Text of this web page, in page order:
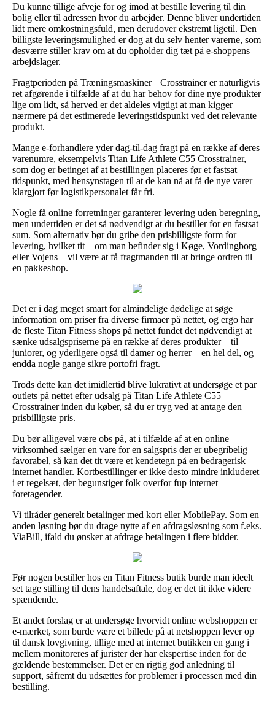
Du kunne tillige afveje for og imod at bestille levering til din
bolig eller til adressen hvor du arbejder. Denne bliver undertiden
lidt mere omkostningsfuld, men derudover ekstremt ligetil. Den
billigste leveringsmulighed er dog at du selv henter varerne, som
desværre stiller krav om at du opholder dig tæt på e-shoppens
arbejdslager.
Fragtperioden på Træningsmaskiner || Crosstrainer er naturligvis
ret afgørende i tilfælde af at du har behov for dine nye produkter
lige om lidt, så herved er det aldeles vigtigt at man kigger
nærmere på det estimerede leveringstidspunkt ved det relevante
produkt.
Mange e-forhandlere yder dag-til-dag fragt på en række af deres
varenumre, eksempelvis Titan Life Athlete C55 Crosstrainer,
som dog er betinget af at bestillingen placeres før et fastsat
tidspunkt, med hensynstagen til at de kan nå at få de nye varer
klargjort før logistikpersonalet får fri.
Nogle få online forretninger garanterer levering uden beregning,
men undertiden er det så nødvendigt at du bestiller for en fastsat
sum. Som alternativ bør du gribe den prisbilligste form for
levering, hvilket tit – om man befinder sig i Køge, Vordingborg
eller Vojens – vil være at få fragtmanden til at bringe ordren til
en pakkeshop.
Det er i dag meget smart for almindelige dødelige at søge
information om priser fra diverse firmaer på nettet, og ergo har
de fleste Titan Fitness shops på nettet fundet det nødvendigt at
sænke udsalgspriserne på en række af deres produkter – til
juniorer, og yderligere også til damer og herrer – en hel del, og
endda nogle gange sikre portofri fragt.
Trods dette kan det imidlertid blive lukrativt at undersøge et par
outlets på nettet efter udsalg på Titan Life Athlete C55
Crosstrainer inden du køber, så du er tryg ved at antage den
prisbilligste pris.
Du bør alligevel være obs på, at i tilfælde af at en online
virksomhed sælger en vare for en salgspris der er ubegribelig
favorabel, så kan det tit være et kendetegn på en bedragerisk
internet handler. Kortbestillinger er ikke desto mindre inkluderet
i et regelsæt, der begunstiger folk overfor fup internet
foretagender.
Vi tilråder generelt betalinger med kort eller MobilePay. Som en
anden løsning bør du drage nytte af en afdragsløsning som f.eks.
ViaBill, ifald du ønsker at afdrage betalingen i flere bidder.
Før nogen bestiller hos en Titan Fitness butik burde man ideelt
set tage stilling til dens handelsaftale, dog er det tit ikke videre
spændende.
Et andet forslag er at undersøge hvorvidt online webshoppen er
e-mærket, som burde være et billede på at netshoppen lever op
til dansk lovgivning, tillige med at internet butikken en gang i
mellem monitoreres af jurister der har ekspertise inden for de
gældende bestemmelser. Det er en rigtig god anledning til
support, såfremt du udsættes for problemer i processen med din
bestilling.